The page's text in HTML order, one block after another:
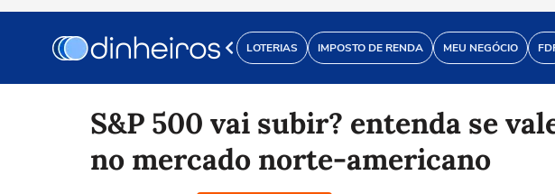
LOTERIAS IMPOSTO DE RENDA MEU NEGÓCIO
S&P 500 vai subir? entenda se
no mercado norte-americano